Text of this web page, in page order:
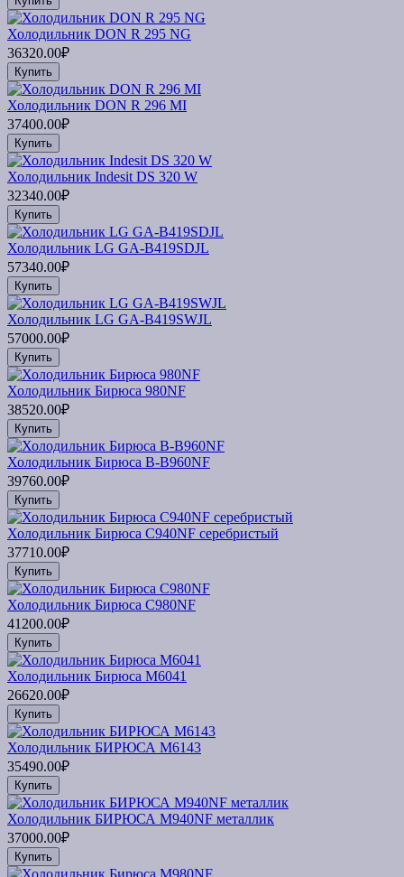
Холодильник DON R 295 NG
36320.00₽
Купить
Холодильник DON R 296 МI
37400.00₽
Купить
Холодильник Indesit DS 320 W
32340.00₽
Купить
Холодильник LG GA-B419SDJL
57340.00₽
Купить
Холодильник LG GA-B419SWJL
57000.00₽
Купить
Холодильник Бирюса 980NF
38520.00₽
Купить
Холодильник Бирюса B-B960NF
39760.00₽
Купить
Холодильник Бирюса C940NF серебристый
37710.00₽
Купить
Холодильник Бирюса C980NF
41200.00₽
Купить
Холодильник Бирюса M6041
26620.00₽
Купить
Холодильник БИРЮСА M6143
35490.00₽
Купить
Холодильник БИРЮСА M940NF металлик
37000.00₽
Купить